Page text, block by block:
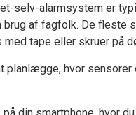
selv-alarmsystem er
brug af fagfolk. De fleste
med tape eller skruer på
planlægge, hvor
din smartphone, hvor